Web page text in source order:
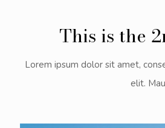
This is the
Lorem ipsum dolor sit amet,
elit.